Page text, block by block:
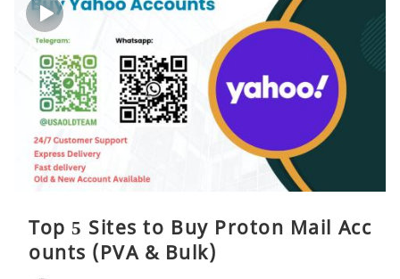
Top 5 Sites to Buy Proton Mail Acc
ounts (PVA & Bulk)